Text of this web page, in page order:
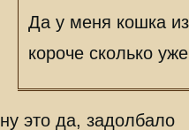
Да у меня кошка
короче сколько
ну это да, задолбало